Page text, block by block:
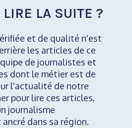
LA SUITE ?
et de qualité n'est
les articles de ce
de journalistes et
dont le métier est de
l'actualité de notre
pour lire ces articles,
journalisme
dans sa région.